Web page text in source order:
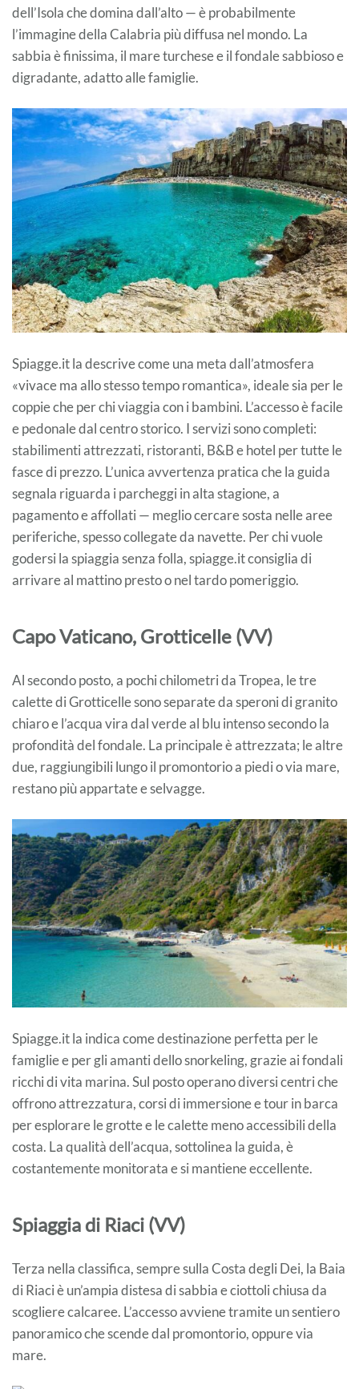
dell’Isola che domina dall’alto — è probabilmente
l’immagine della Calabria più diffusa nel mondo. La
sabbia è finissima, il mare turchese e il fondale sabbioso e
digradante, adatto alle famiglie.
Spiagge.it la descrive come una meta dall’atmosfera
«vivace ma allo stesso tempo romantica», ideale sia per le
coppie che per chi viaggia con i bambini. L’accesso è facile
e pedonale dal centro storico. I servizi sono completi:
stabilimenti attrezzati, ristoranti, B&B e hotel per tutte le
fasce di prezzo. L’unica avvertenza pratica che la guida
segnala riguarda i parcheggi in alta stagione, a
pagamento e affollati — meglio cercare sosta nelle aree
periferiche, spesso collegate da navette. Per chi vuole
godersi la spiaggia senza folla, spiagge.it consiglia di
arrivare al mattino presto o nel tardo pomeriggio.
Capo Vaticano, Grotticelle (VV)
Al secondo posto, a pochi chilometri da Tropea, le tre
calette di Grotticelle sono separate da speroni di granito
chiaro e l’acqua vira dal verde al blu intenso secondo la
profondità del fondale. La principale è attrezzata; le altre
due, raggiungibili lungo il promontorio a piedi o via mare,
restano più appartate e selvagge.
Spiagge.it la indica come destinazione perfetta per le
famiglie e per gli amanti dello snorkeling, grazie ai fondali
ricchi di vita marina. Sul posto operano diversi centri che
offrono attrezzatura, corsi di immersione e tour in barca
per esplorare le grotte e le calette meno accessibili della
costa. La qualità dell’acqua, sottolinea la guida, è
costantemente monitorata e si mantiene eccellente.
Spiaggia di Riaci (VV)
Terza nella classifica, sempre sulla Costa degli Dei, la Baia
di Riaci è un’ampia distesa di sabbia e ciottoli chiusa da
scogliere calcaree. L’accesso avviene tramite un sentiero
panoramico che scende dal promontorio, oppure via
mare.